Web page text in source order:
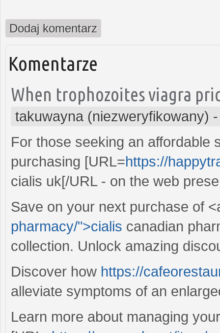
Dodaj komentarz
Komentarze
When trophozoites viagra
takuwayna (niezweryfikowany)
For those seeking an affordable
purchasing [URL=https://
cialis uk[/URL - on the web
Save on your next purchase of
pharmacy/">cialis canadian
collection. Unlock amazing
Discover how https://
alleviate symptoms of an
Learn more about managing